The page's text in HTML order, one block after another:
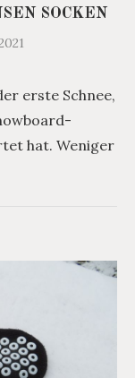
SOCKEN
erste Schnee,
hat. Weniger